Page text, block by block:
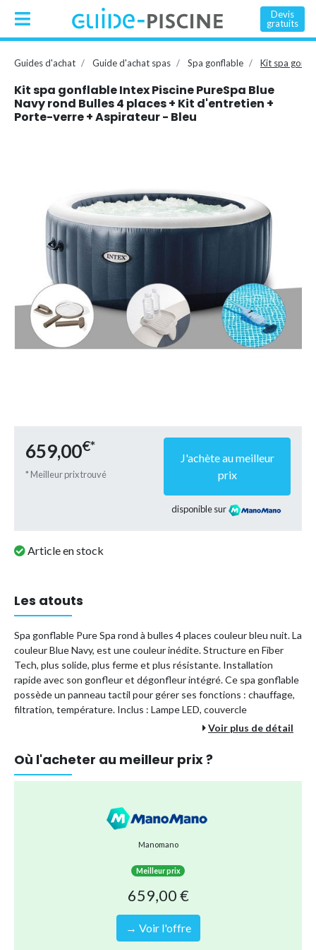
Devis
gratuits
Guides d'achat Guide d'achat spas Spa gonflable Kit spa
Kit spa gonflable Intex Piscine PureSpa Blue
Navy rond Bulles 4 places + Kit d'entretien +
Porte-verre + Aspirateur - Bleu
659,00€*
* Meilleur prix trouvé
J'achète au meilleur
prix
disponible sur
Article en stock
Les atouts
Spa gonflable Pure Spa rond à bulles 4 places couleur bleu nuit. La
couleur Blue Navy, est une couleur inédite. Structure en Fiber
Tech, plus solide, plus ferme et plus résistante. Installation
rapide avec son gonfleur et dégonfleur intégré. Ce spa gonflable
possède un panneau tactil pour gérer ses fonctions : chauffage,
filtration, température. Inclus : Lampe LED, couvercle
verrouillable, diffuseur de produit de traitement d'eau, sac de
Garantie 2 ans.
Nombre de places : 4
Diamètre extérieur : 196 cm
Dimensions du bloc technique : 45 x 38 x 43 cm
Épaisseur vinyle : 70/100 mm
Matuère structure : PVC laminé triple épaisseur
Voir plus de détail
Où l'acheter au meilleur prix ?
Manomano
Meilleur prix
659,00 €
→ Voir l'offre